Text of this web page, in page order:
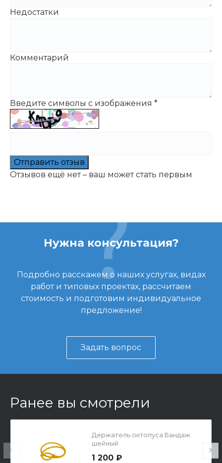
Недостатки
Комментарий
Введите символы с изображения *
Отправить отзыв
Отзывов ещё нет – ваш может стать первым
Нужна консультация?
Подробно расскажем о наших услугах, видах
работ и типовых проектах, рассчитаем
стоимость и подготовим индивидуальное
предложение!
Задать вопрос
Ранее вы смотрели
Держатель октопуса Бандаж
шейный
1 200 ₽